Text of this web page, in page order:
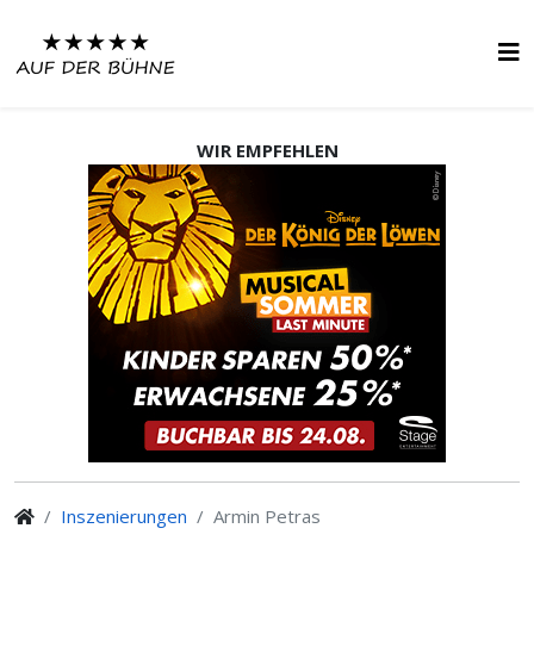
WIR EMPFEHLEN
Inszenierungen Armin Petras